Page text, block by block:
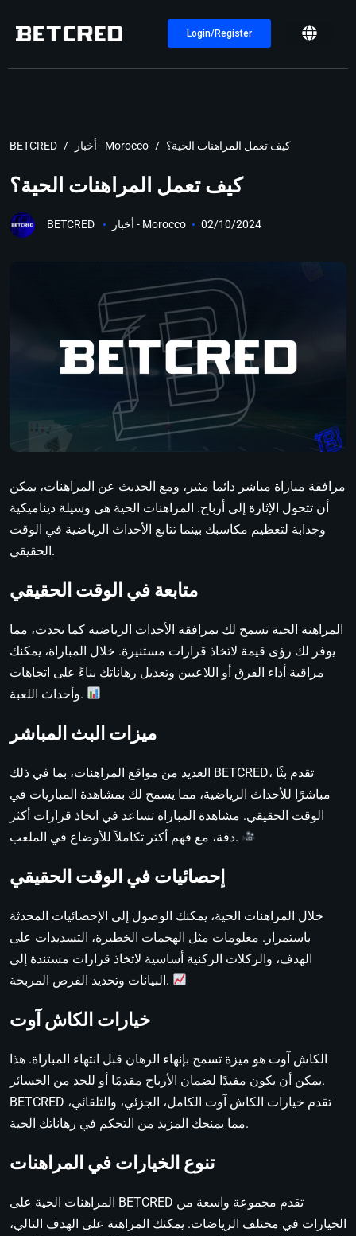
Login/Register
BETCRED أخبار - Morocco كيف تعمل المراهنات الحية؟
كيف تعمل المراهنات الحية؟
BETCRED أخبار - Morocco 02/10/2024
مرافقة مباراة مباشر دائما مثير، ومع الحديث عن المراهنات، يمكن
أن تتحول الإثارة إلى أرباح. المراهنات الحية هي وسيلة ديناميكية
وجذابة لتعظيم مكاسبك بينما تتابع الأحداث الرياضية في الوقت
الحقيقي.
متابعة في الوقت الحقيقي
المراهنة الحية تسمح لك بمرافقة الأحداث الرياضية كما تحدث، مما
يوفر لك رؤى قيمة لاتخاذ قرارات مستنيرة. خلال المباراة، يمكنك
مراقبة أداء الفرق أو اللاعبين وتعديل رهاناتك بناءً على اتجاهات
وأحداث اللعبة.
ميزات البث المباشر
العديد من مواقع المراهنات، بما في ذلك BETCRED، تقدم بثًا
مباشرًا للأحداث الرياضية، مما يسمح لك بمشاهدة المباريات في
الوقت الحقيقي. مشاهدة المباراة تساعد في اتخاذ قرارات أكثر
دقة، مع فهم أكثر تكاملاً للأوضاع في الملعب.
إحصائيات في الوقت الحقيقي
خلال المراهنات الحية، يمكنك الوصول إلى الإحصائيات المحدثة
باستمرار. معلومات مثل الهجمات الخطيرة، التسديدات على
الهدف، والركلات الركنية أساسية لاتخاذ قرارات مستندة إلى
البيانات وتحديد الفرص المربحة.
خيارات الكاش آوت
الكاش آوت هو ميزة تسمح بإنهاء الرهان قبل انتهاء المباراة. هذا
يمكن أن يكون مفيدًا لضمان الأرباح مقدمًا أو للحد من الخسائر.
BETCRED تقدم خيارات الكاش آوت الكامل، الجزئي، والتلقائي،
مما يمنحك المزيد من التحكم في رهاناتك الحية.
تنوع الخيارات في المراهنات
المراهنات الحية على BETCRED تقدم مجموعة واسعة من
الخيارات في مختلف الرياضات. يمكنك المراهنة على الهدف التالي،